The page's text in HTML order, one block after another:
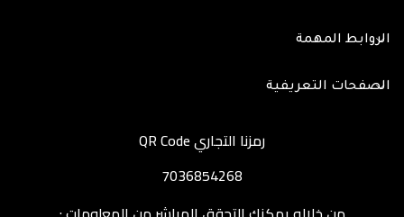
الروابط المهمة
الصفحات التعريفية
رمزنا التجاري QR Code
7036854268